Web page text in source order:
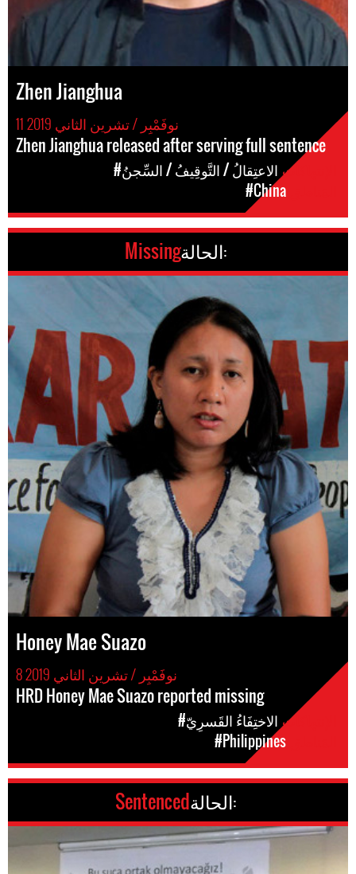
Zhen Jianghua
11 نوفَمْبِر / تشرين الثاني 2019
Zhen Jianghua released after serving full sentence
#الاعتِقالُ / التَّوقِيفُ / السِّجنُ
#China
الحالة: Missing
Honey Mae Suazo
8 نوفَمْبِر / تشرين الثاني 2019
HRD Honey Mae Suazo reported missing
#الاختِفَاءُ القَسرِيّ
#Philippines
الحالة: Sentenced